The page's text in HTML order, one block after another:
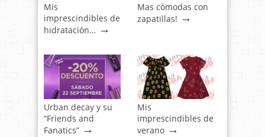
Mis
imprescindibles de
hidratación… →
Mas cómodas con
zapatillas! →
Urban decay y su
“Friends and
Fanatics” →
Mis
imprescindibles de
verano →